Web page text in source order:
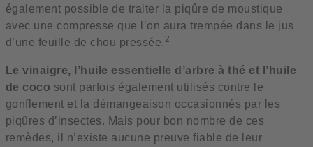
également possible de traiter la piqûre de moustique
avec une compresse que l’on aura trempée dans le jus
d’une feuille de chou pressée. 2
Le vinaigre, l’huile essentielle d’arbre à thé et l’huile
de coco sont parfois également utilisés contre le
gonflement et la démangeaison occasionnés par les
piqûres d’insectes. Mais pour bon nombre de ces
remèdes, il n’existe aucune preuve fiable de leur